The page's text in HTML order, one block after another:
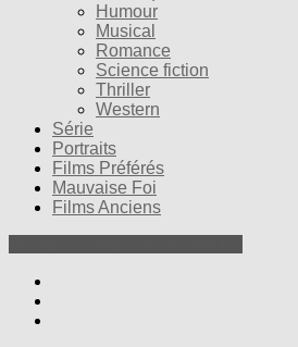
Humour
Musical
Romance
Science fiction
Thriller
Western
Série
Portraits
Films Préférés
Mauvaise Foi
Films Anciens